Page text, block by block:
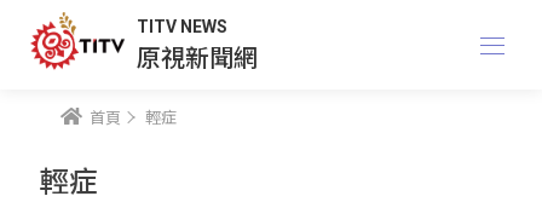
TITV NEWS
原視新聞網
首頁 輕症
輕症